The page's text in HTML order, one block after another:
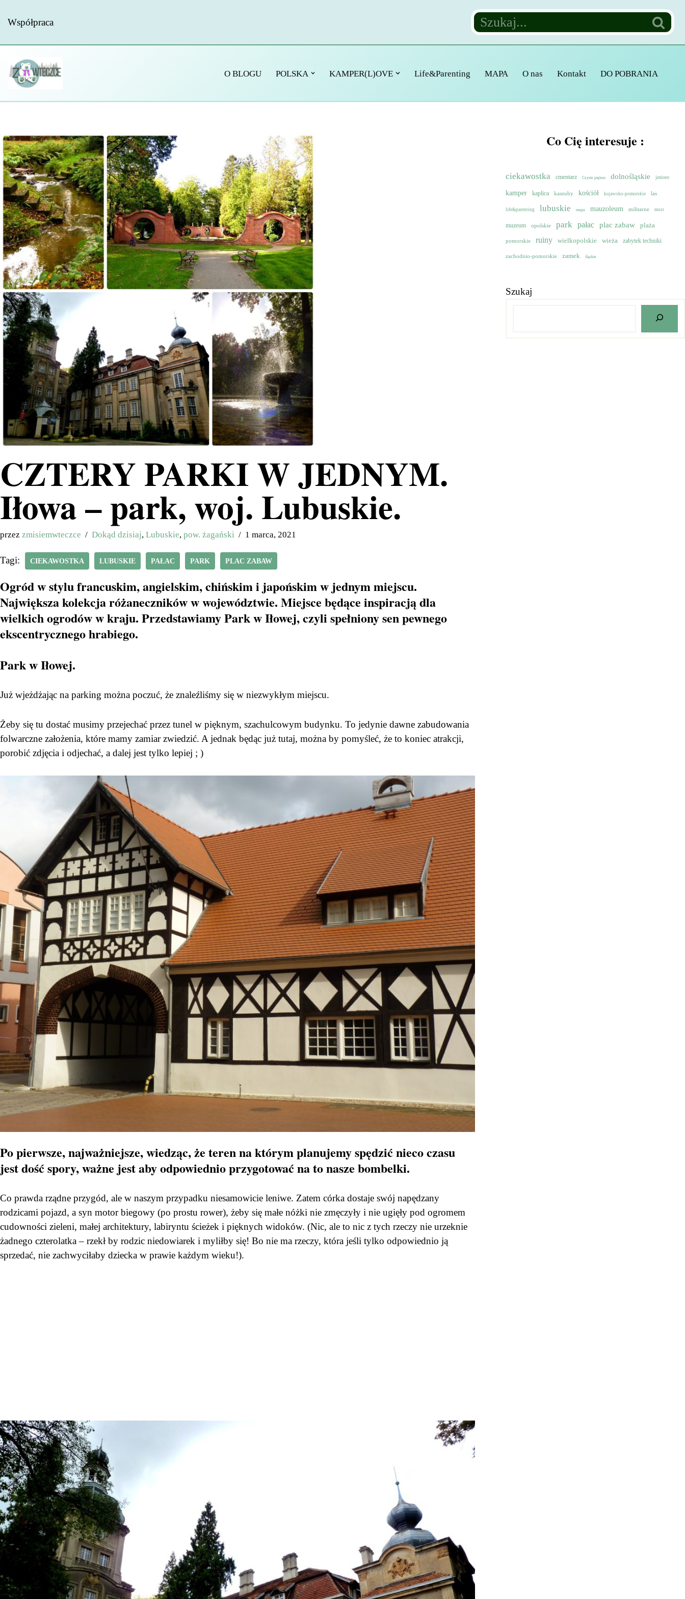
Przejdź
do
treści
Współpraca
O BLOGU POLSKA KAMPER(L)OVE Life&Parenting MAPA O nas Kontakt DO POBRANIA
CZTERY PARKI W JEDNYM.
Iłowa – park, woj. Lubuskie.
przez zmisiemwteczce Dokąd dzisiaj, Lubuskie, pow. żagański 1 marca, 2021
Tagi: CIEKAWOSTKA LUBUSKIE PAŁAC PARK PLAC ZABAW
Ogród w stylu francuskim, angielskim, chińskim i japońskim w jednym miejscu.
Największa kolekcja różaneczników w województwie. Miejsce będące inspiracją dla
wielkich ogrodów w kraju. Przedstawiamy Park w Iłowej, czyli spełniony sen pewnego
ekscentrycznego hrabiego.
Park w Iłowej.
Już wjeżdżając na parking można poczuć, że znaleźliśmy się w niezwykłym miejscu.
Żeby się tu dostać musimy przejechać przez tunel w pięknym, szachulcowym budynku. To jedynie dawne zabudowania
folwarczne założenia, które mamy zamiar zwiedzić. A jednak będąc już tutaj, można by pomyśleć, że to koniec atrakcji,
porobić zdjęcia i odjechać, a dalej jest tylko lepiej ; )
Po pierwsze, najważniejsze, wiedząc, że teren na którym planujemy spędzić nieco czasu
jest dość spory, ważne jest aby odpowiednio przygotować na to nasze bombelki.
Co prawda rządne przygód, ale w naszym przypadku niesamowicie leniwe. Zatem córka dostaje swój napędzany
rodzicami pojazd, a syn motor biegowy (po prostu rower), żeby się małe nóżki nie zmęczyły i nie ugięły pod ogromem
cudowności zieleni, małej architektury, labiryntu ścieżek i pięknych widoków. (Nic, ale to nic z tych rzeczy nie urzeknie
żadnego czterolatka – rzekł by rodzic niedowiarek i myliłby się! Bo nie ma rzeczy, która jeśli tylko odpowiednio ją
sprzedać, nie zachwyciłaby dziecka w prawie każdym wieku!).
Co Cię interesuje :
ciekawostka cmentarz Czyste piękno dolnośląskie jezioro
kamper kaplica kaszuby kościół kujawsko-pomorskie las
life&parenting lubuskie mapa mauzoleum militarne most
muzeum opolskie park pałac plac zabaw plaża
pomorskie ruiny wielkopolskie wieża zabytek techniki
zachodnio-pomorskie zamek śląskie
Szukaj